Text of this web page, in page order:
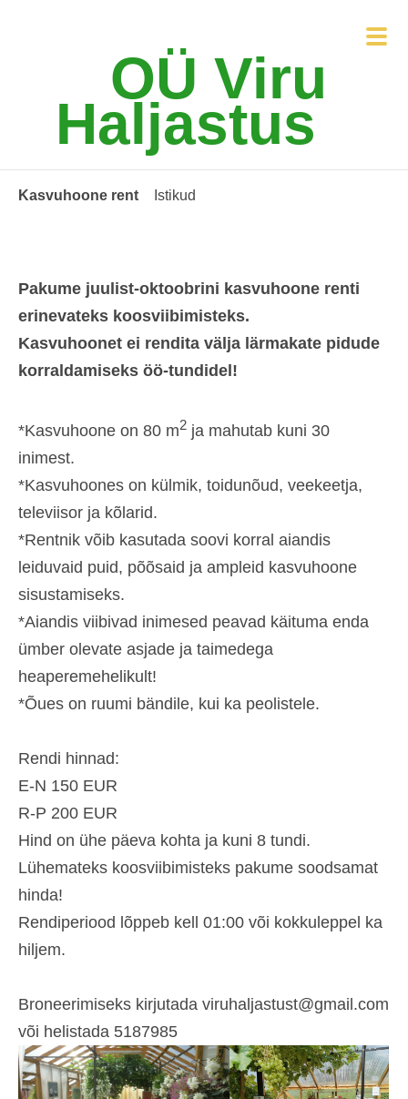
OÜ Viru
Haljastus
Kasvuhoone rent Istikud
Pakume juulist-oktoobrini kasvuhoone renti
erinevateks koosviibimisteks.
Kasvuhoonet ei rendita välja lärmakate pidude
korraldamiseks öö-tundidel!
*Kasvuhoone on 80 m2 ja mahutab kuni 30
inimest.
*Kasvuhoones on külmik, toidunõud, veekeetja,
televiisor ja kõlarid.
*Rentnik võib kasutada soovi korral aiandis
leiduvaid puid, põõsaid ja ampleid kasvuhoone
sisustamiseks.
*Aiandis viibivad inimesed peavad käituma enda
ümber olevate asjade ja taimedega
heaperemehelikult!
*Õues on ruumi bändile, kui ka peolistele.
Rendi hinnad:
E-N 150 EUR
R-P 200 EUR
Hind on ühe päeva kohta ja kuni 8 tundi.
Lühemateks koosviibimisteks pakume soodsamat
hinda!
Rendiperiood lõppeb kell 01:00 või kokkuleppel ka
hiljem.
Broneerimiseks kirjutada viruhaljastust@gmail.com
või helistada 5187985